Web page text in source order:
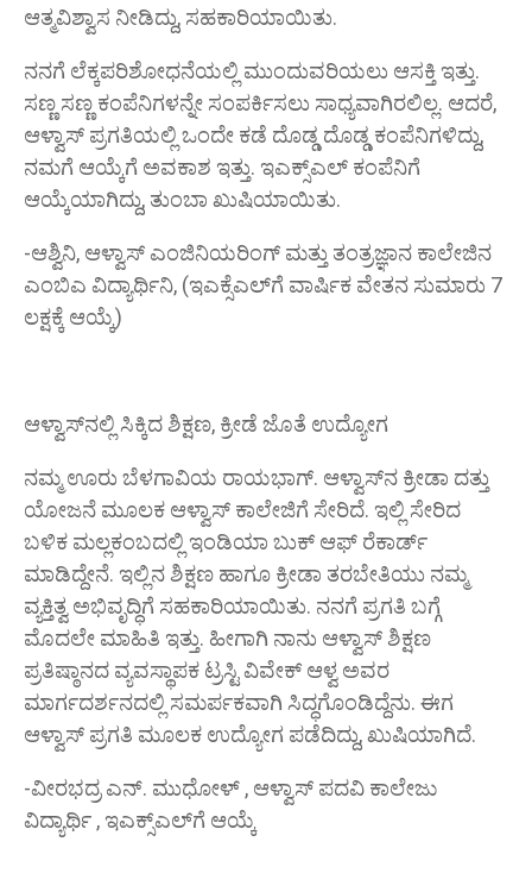
ಆತ್ಮವಿಶ್ವಾಸ ನೀಡಿದ್ದು, ಸಹಕಾರಿಯಾಯಿತು.
ನನಗೆ ಲೆಕ್ಕಪರಿಶೋಧನೆಯಲ್ಲಿ ಮುಂದುವರಿಯಲು ಆಸಕ್ತಿ ಇತ್ತು.
ಸಣ್ಣ ಸಣ್ಣ ಕಂಪೆನಿಗಳನ್ನೇ ಸಂಪರ್ಕಿಸಲು ಸಾಧ್ಯವಾಗಿರಲಿಲ್ಲ. ಆದರೆ,
ಆಳ್ವಾಸ್ ಪ್ರಗತಿಯಲ್ಲಿ ಒಂದೇ ಕಡೆ ದೊಡ್ಡ ದೊಡ್ಡ ಕಂಪೆನಿಗಳಿದ್ದು,
ನಮಗೆ ಆಯ್ಕೆಗೆ ಅವಕಾಶ ಇತ್ತು. ಇಎಕ್ಸ್ಎಲ್ ಕಂಪೆನಿಗೆ
ಆಯ್ಕೆಯಾಗಿದ್ದು, ತುಂಬಾ ಖುಷಿಯಾಯಿತು.
-ಆಶ್ವಿನಿ, ಆಳ್ವಾಸ್ ಎಂಜಿನಿಯರಿಂಗ್ ಮತ್ತು ತಂತ್ರಜ್ಞಾನ ಕಾಲೇಜಿನ
ಎಂಬಿಎ ವಿದ್ಯಾರ್ಥಿನಿ, (ಇಎಕ್ಸೆಎಲ್‌ಗೆ ವಾರ್ಷಿಕ ವೇತನ ಸುಮಾರು 7
ಲಕ್ಷಕ್ಕೆ ಆಯ್ಕೆ)
ಆಳ್ವಾಸ್‌ನಲ್ಲಿ ಸಿಕ್ಕಿದ ಶಿಕ್ಷಣ, ಕ್ರೀಡೆ ಜೊತೆ ಉದ್ಯೋಗ
ನಮ್ಮ ಊರು ಬೆಳಗಾವಿಯ ರಾಯಭಾಗ್. ಆಳ್ವಾಸ್‌ನ ಕ್ರೀಡಾ ದತ್ತು
ಯೋಜನೆ ಮೂಲಕ ಆಳ್ವಾಸ್ ಕಾಲೇಜಿಗೆ ಸೇರಿದೆ. ಇಲ್ಲಿ ಸೇರಿದ
ಬಳಿಕ ಮಲ್ಲಕಂಬದಲ್ಲಿ ಇಂಡಿಯಾ ಬುಕ್ ಆಫ್ ರೆಕಾರ್ಡ್
ಮಾಡಿದ್ದೇನೆ. ಇಲ್ಲಿನ ಶಿಕ್ಷಣ ಹಾಗೂ ಕ್ರೀಡಾ ತರಬೇತಿಯು ನಮ್ಮ
ವ್ಯಕ್ತಿತ್ವ ಅಭಿವೃದ್ಧಿಗೆ ಸಹಕಾರಿಯಾಯಿತು. ನನಗೆ ಪ್ರಗತಿ ಬಗ್ಗೆ
ಮೊದಲೇ ಮಾಹಿತಿ ಇತ್ತು. ಹೀಗಾಗಿ ನಾನು ಆಳ್ವಾಸ್ ಶಿಕ್ಷಣ
ಪ್ರತಿಷ್ಠಾನದ ವ್ಯವಸ್ಥಾಪಕ ಟ್ರಸ್ಟಿ ವಿವೇಕ್ ಆಳ್ವ ಅವರ
ಮಾರ್ಗದರ್ಶನದಲ್ಲಿ ಸಮರ್ಪಕವಾಗಿ ಸಿದ್ಧಗೊಂಡಿದ್ದೆನು. ಈಗ
ಆಳ್ವಾಸ್ ಪ್ರಗತಿ ಮೂಲಕ ಉದ್ಯೋಗ ಪಡೆದಿದ್ದು, ಖುಷಿಯಾಗಿದೆ.
-ವೀರಭದ್ರ ಎನ್. ಮುಧೋಳ್ , ಆಳ್ವಾಸ್ ಪದವಿ ಕಾಲೇಜು
ವಿದ್ಯಾರ್ಥಿ , ಇಎಕ್ಸ್ಎಲ್‌ಗೆ ಆಯ್ಕೆ